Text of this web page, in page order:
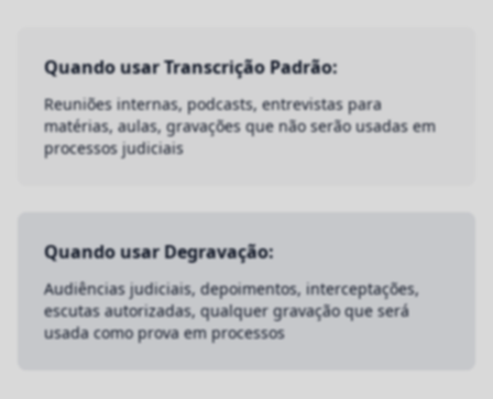
Quando usar Transcrição Padrão:
Reuniões internas, podcasts, entrevistas para
matérias, aulas, gravações que não serão usadas em
processos judiciais
Quando usar Degravação:
Audiências judiciais, depoimentos, interceptações,
escutas autorizadas, qualquer gravação que será
usada como prova em processos